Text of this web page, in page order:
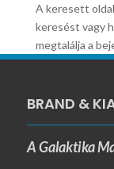
A keresett
keresést vagy
megtalálja a
BRAND &
A Galaktika